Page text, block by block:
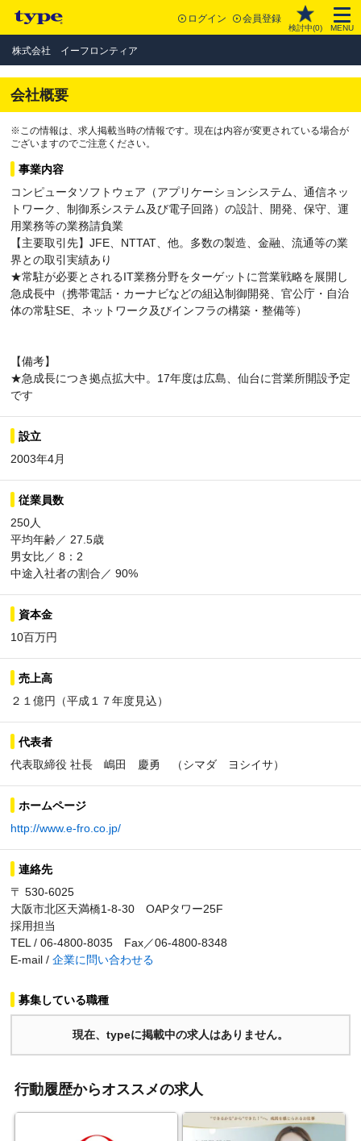
ログイン 会員登録
検討中(0) MENU
株式会社 イーフロンティア
会社概要
※この情報は、求人掲載当時の情報です。現在は内容が変更されている場合が
ございますのでご注意ください。
事業内容
コンピュータソフトウェア（アプリケーションシステム、通信ネッ
トワーク、制御系システム及び電子回路）の設計、開発、保守、運
用業務等の業務請負業
【主要取引先】JFE、NTTAT、他。多数の製造、金融、流通等の業
界との取引実績あり
★常駐が必要とされるIT業務分野をターゲットに営業戦略を展開し
急成長中（携帯電話・カーナビなどの組込制御開発、官公庁・自治
体の常駐SE、ネットワーク及びインフラの構築・整備等）
【備考】
★急成長につき拠点拡大中。17年度は広島、仙台に営業所開設予定
です
設立
2003年4月
従業員数
250人
平均年齢／ 27.5歳
男女比／ 8：2
中途入社者の割合／ 90%
資本金
10百万円
売上高
２１億円（平成１７年度見込）
代表者
代表取締役 社長 嶋田 慶勇 （シマダ ヨシイサ）
ホームページ
http://www.e-fro.co.jp/
連絡先
〒 530-6025
大阪市北区天満橋1-8-30 OAPタワー25F
採用担当
TEL / 06-4800-8035 Fax／06-4800-8348
E-mail / 企業に問い合わせる
募集している職種
現在、typeに掲載中の求人はありません。
行動履歴からオススメの求人